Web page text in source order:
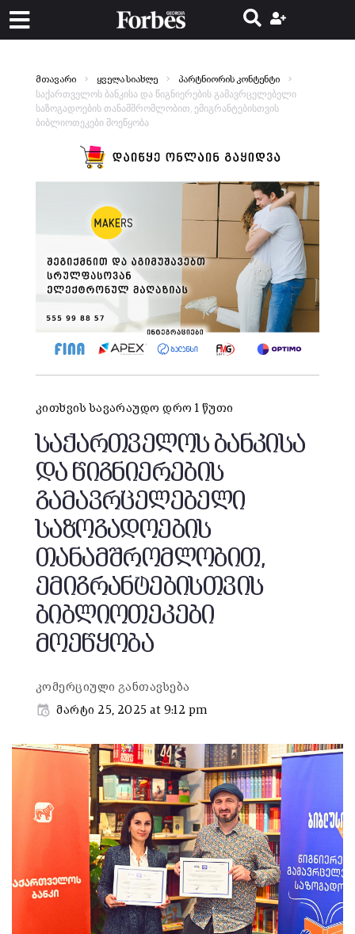
მთავარი ყველა სიახლე პარტნიორის კონტენტი
საქართველოს ბანკისა და წიგნიერების გამავრცელებელი
საზოგადოების თანამშრომლობით, ემიგრანტებისთვის
ბიბლიოთეკები მოეწყობა
კითხვის სავარაუდო დრო 1 წუთი
საქართველოს ბანკისა
და წიგნიერების
გამავრცელებელი
საზოგადოების
თანამშრომლობით,
ემიგრანტებისთვის
ბიბლიოთეკები
მოეწყობა
კომერციული განთავსება
მარტი 25, 2025 at 9:12 pm